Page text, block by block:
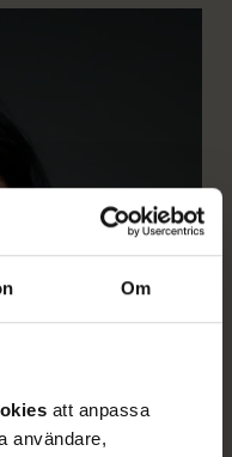
Om
att anpassa
användare,